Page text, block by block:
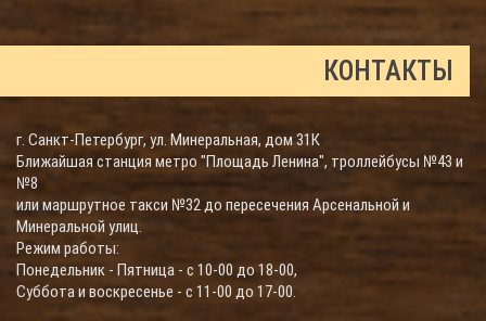
КОНТАКТЫ
г. Санкт-Петербург, ул. Минеральная, дом 31К
Ближайшая станция метро "Площадь Ленина", троллейбусы №43 и
№8
или маршрутное такси №32 до пересечения Арсенальной и
Минеральной улиц.
Режим работы:
Понедельник - Пятница - с 10-00 до 18-00,
Суббота и воскресенье - с 11-00 до 17-00.